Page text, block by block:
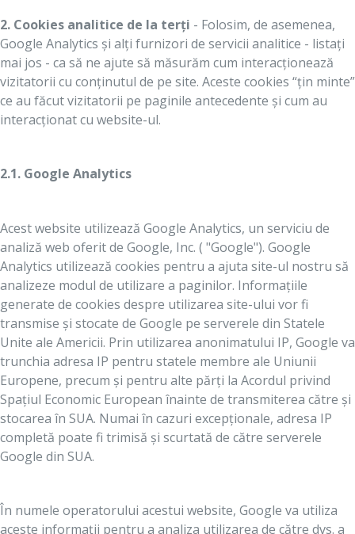
2. Cookies analitice de la terți - Folosim, de asemenea,
Google Analytics și alți furnizori de servicii analitice - listați
mai jos - ca să ne ajute să măsurăm cum interacționează
vizitatorii cu conținutul de pe site. Aceste cookies “țin minte”
ce au făcut vizitatorii pe paginile antecedente și cum au
interacționat cu website-ul.
2.1. Google Analytics
Acest website utilizează Google Analytics, un serviciu de
analiză web oferit de Google, Inc. ( "Google"). Google
Analytics utilizează cookies pentru a ajuta site-ul nostru să
analizeze modul de utilizare a paginilor. Informațiile
generate de cookies despre utilizarea site-ului vor fi
transmise și stocate de Google pe serverele din Statele
Unite ale Americii. Prin utilizarea anonimatului IP, Google va
trunchia adresa IP pentru statele membre ale Uniunii
Europene, precum și pentru alte părți la Acordul privind
Spațiul Economic European înainte de transmiterea către și
stocarea în SUA. Numai în cazuri excepționale, adresa IP
completă poate fi trimisă și scurtată de către serverele
Google din SUA.
În numele operatorului acestui website, Google va utiliza
aceste informații pentru a analiza utilizarea de către dvs. a